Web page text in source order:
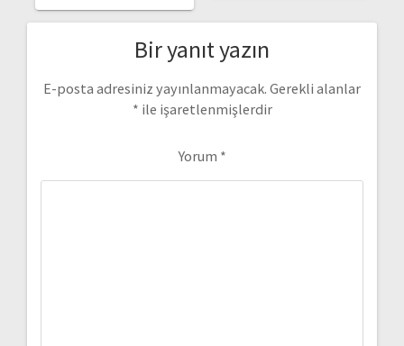
Bir yanıt yazın
E-posta adresiniz yayınlanmayacak. Gerekli alanlar
* ile işaretlenmişlerdir
Yorum *